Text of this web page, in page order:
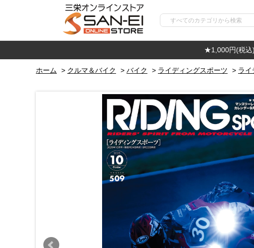
★1,000円(税
ホーム > クルマ＆バイク > バイク > ライディングスポーツ > ライ